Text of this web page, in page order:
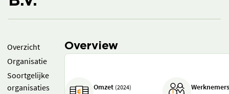
Overzicht
Organisatie
Soortgelijke
organisaties
Overview
Omzet (2024)